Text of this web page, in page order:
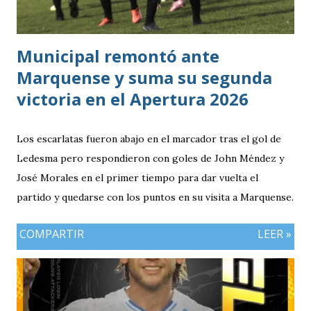
resultados, particularmente del de Honduras vs. Panamá.
Municipal remontó ante
Marquense y suma su segunda
victoria en el Apertura 2026
Los escarlatas fueron abajo en el marcador tras el gol de
Ledesma pero respondieron con goles de John Méndez y
José Morales en el primer tiempo para dar vuelta el
partido y quedarse con los puntos en su visita a Marquense.
COMPARTIR LEER »